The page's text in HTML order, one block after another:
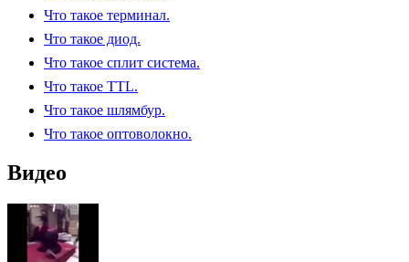
Что такое терминал.
Что такое диод.
Что такое сплит система.
Что такое TTL.
Что такое шлямбур.
Что такое оптоволокно.
Видео